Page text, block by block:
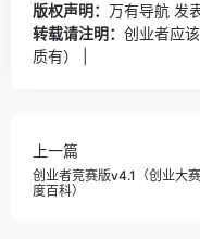
版权声明： 万有导航 发
转载请注明： 创业者应
质有） |
上一篇
创业者竞赛版v4.1（创业大
度百科）